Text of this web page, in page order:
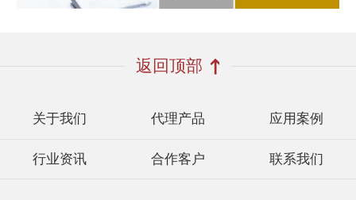
返回顶部
关于我们 代理产品 应用案例
行业资讯 合作客户 联系我们